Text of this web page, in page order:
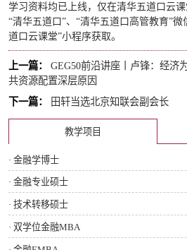
学习资料均已上线，仅在清华五道口云
“清华五道口”、“清华五道口高管教育”
道口云课堂”小程序获取。
上一篇：
GEG50前沿讲座丨卢锋：经
共资源配置深层原因
下一篇：
田轩当选北京知联会副会长
教学项目
· 金融学博士
· 金融专业硕士
· 技术转移硕士
· 双学位金融MBA